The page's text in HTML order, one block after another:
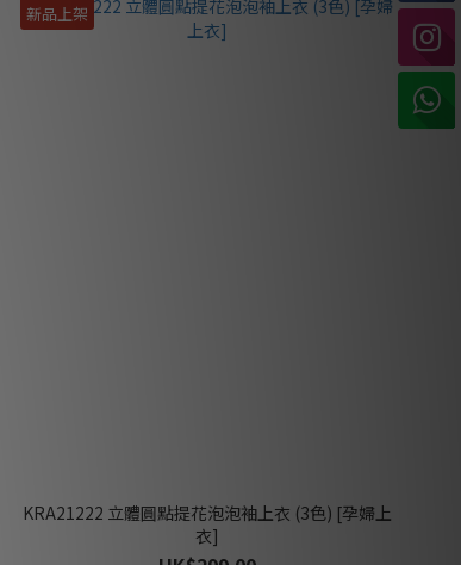
新品上架
KRA21222 立體圓點提花泡泡袖上衣 (3色) [孕婦上
衣]